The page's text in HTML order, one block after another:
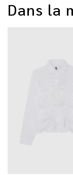
Dans la